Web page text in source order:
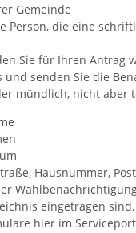
Gemeinde
Person, die eine
Sie für Ihren Antrag
senden Sie die
mündlich, nicht aber
Hausnummer,
eingetragen
hier im